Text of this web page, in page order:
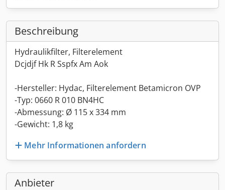
Beschreibung
Hydraulikfilter, Filterelement
Dcjdjf Hk R Sspfx Am Aok
-Hersteller: Hydac, Filterelement Betamicron OVP
-Typ: 0660 R 010 BN4HC
-Abmessung: Ø 115 x 334 mm
-Gewicht: 1,8 kg
Mehr Informationen anfordern
Anbieter